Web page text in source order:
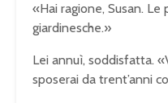
«Hai ragione, Susan.
giardinesche.»
Lei annuì, soddisfatta.
sposerai da trent’anni